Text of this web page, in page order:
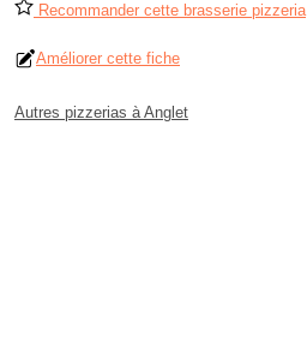
Recommander cette brasserie pizzeria
Améliorer cette fiche
Autres pizzerias à Anglet